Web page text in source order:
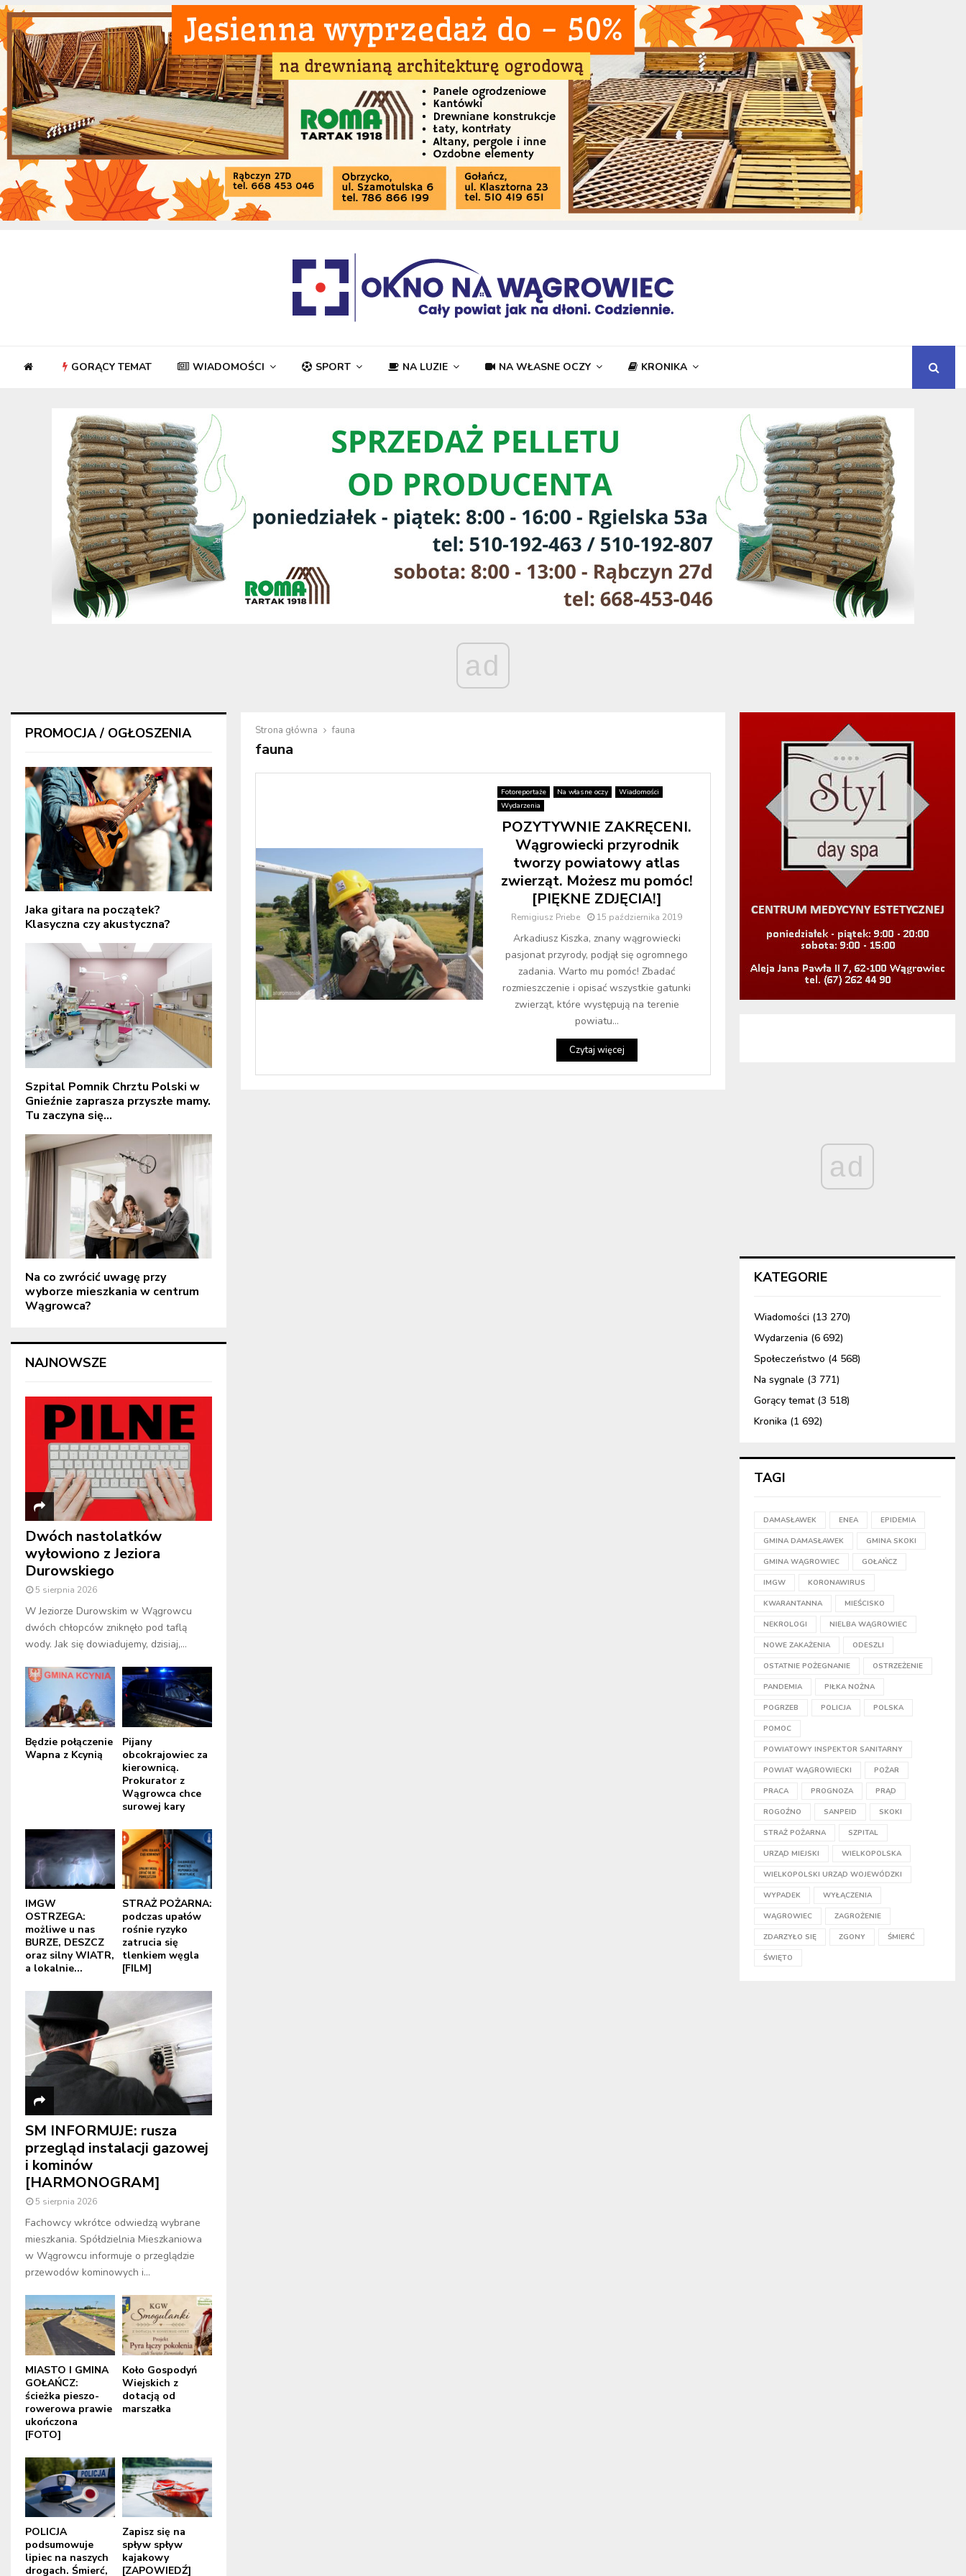
GORĄCY TEMAT WIADOMOŚCI SPORT NA LUZIE NA WŁASNE OCZY KRONIKA
ad
Strona główna fauna
fauna
Fotoreportaże Na własne oczy
Wiadomości
Wydarzenia
POZYTYWNIE ZAKRĘCENI.
Wągrowiecki przyrodnik
tworzy powiatowy atlas
zwierząt. Możesz mu pomóc!
[PIĘKNE ZDJĘCIA!]
Remigiusz Priebe 15 października 2019
Arkadiusz Kiszka, znany wągrowiecki
pasjonat przyrody, podjął się ogromnego
zadania. Warto mu pomóc! Zbadać
rozmieszczenie i opisać wszystkie gatunki
zwierząt, które występują na terenie
powiatu...
Czytaj więcej
PROMOCJA / OGŁOSZENIA
Jaka gitara na początek?
Klasyczna czy akustyczna?
Szpital Pomnik Chrztu Polski w
Gnieźnie zaprasza przyszłe mamy.
Tu zaczyna się...
Na co zwrócić uwagę przy
wyborze mieszkania w centrum
Wągrowca?
NAJNOWSZE
Dwóch nastolatków
wyłowiono z Jeziora
Durowskiego
5 sierpnia 2026
W Jeziorze Durowskim w Wągrowcu
dwóch chłopców zniknęło pod taflą
wody. Jak się dowiadujemy, dzisiaj,...
Będzie połączenie
Wapna z Kcynią
Pijany
obcokrajowiec za
kierownicą.
Prokurator z
Wągrowca chce
surowej kary
IMGW
OSTRZEGA:
możliwe u nas
BURZE, DESZCZ
oraz silny WIATR,
a lokalnie...
STRAŻ POŻARNA:
podczas upałów
rośnie ryzyko
zatrucia się
tlenkiem węgla
[FILM]
SM INFORMUJE: rusza
przegląd instalacji gazowej
i kominów
[HARMONOGRAM]
5 sierpnia 2026
Fachowcy wkrótce odwiedzą wybrane
mieszkania. Spółdzielnia Mieszkaniowa
w Wągrowcu informuje o przeglądzie
przewodów kominowych i...
MIASTO I GMINA
GOŁAŃCZ:
ścieżka pieszo-
rowerowa prawie
ukończona
[FOTO]
Koło Gospodyń
Wiejskich z
dotacją od
marszałka
POLICJA
podsumowuje
lipiec na naszych
drogach. Śmierć,
Zapisz się na
spływ spływ
kajakowy
[ZAPOWIEDŹ]
ad
KATEGORIE
Wiadomości (13 270)
Wydarzenia (6 692)
Społeczeństwo (4 568)
Na sygnale (3 771)
Gorący temat(3 518)
Kronika (1 692)
TAGI
DAMASŁAWEK ENEA EPIDEMIA
GMINA DAMASŁAWEK GMINA SKOKI
GMINA WĄGROWIEC GOŁAŃCZ
IMGW KORONAWIRUS
KWARANTANNA MIEŚCISKO
NEKROLOGI NIELBA WĄGROWIEC
NOWE ZAKAŻENIA ODESZLI
OSTATNIE POŻEGNANIE OSTRZEŻENIE
PANDEMIA PIŁKA NOŻNA
POGRZEB POLICJA POLSKA
POMOC
POWIATOWY INSPEKTOR SANITARNY
POWIAT WĄGROWIECKI POŻAR
PRACA PROGNOZA PRĄD
ROGOŹNO SANPEID SKOKI
STRAŻ POŻARNA SZPITAL
URZĄD MIEJSKI WIELKOPOLSKA
WIELKOPOLSKI URZĄD WOJEWÓDZKI
WYPADEK WYŁĄCZENIA
WĄGROWIEC ZAGROŻENIE
ZDARZYŁO SIĘ ZGONY ŚMIERĆ
ŚWIĘTO